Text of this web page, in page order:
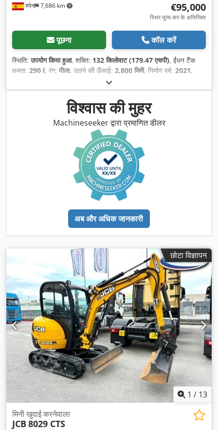
स्पेन 7,686 km €95,000
स्थिर मूल्य कर के अतिरिक्त
पूछना कॉल करें
स्थिति:उपयोग किया हुआ, शक्ति: 132 किलोवाट (179.47 एचपी), ईंधन टैंक
क्षमता: 290 l, रंग: पीला, उठाने की ऊँचाई: 2,800 मिमी, निर्माण वर्ष: 2021,
विश्वास की मुहर
Machineseeker द्वारा प्रमाणित डीलर
अब और अधिक जानकारी
छोटा विज्ञापन
1 / 13
मिनी खुदाई करनेवाला
JCB 8029 CTS